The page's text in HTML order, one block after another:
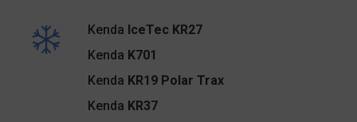
Kenda IceTec KR27
Kenda K701
Kenda KR19 Polar Trax
Kenda KR37